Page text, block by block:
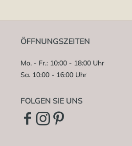
ÖFFNUNGSZEITEN
Mo. - Fr.: 10:00 - 18:00 Uhr
Sa. 10:00 - 16:00 Uhr
FOLGEN SIE UNS